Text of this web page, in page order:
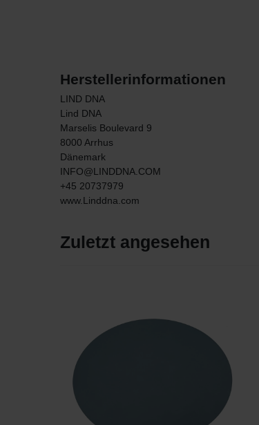
Herstellerinformationen
LIND DNA
Lind DNA
Marselis Boulevard 9
8000 Arrhus
Dänemark
INFO@LINDDNA.COM
+45 20737979
www.Linddna.com
Zuletzt angesehen